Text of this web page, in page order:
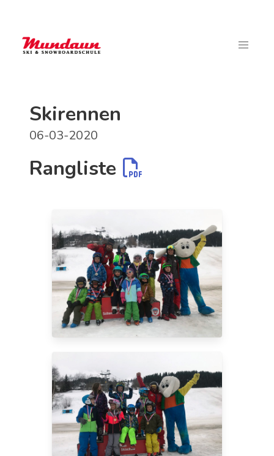
Skirennen
06-03-2020
Rangliste